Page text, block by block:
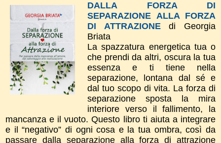
DALLA FORZA DI
SEPARAZIONE ALLA FORZA
DI ATTRAZIONE
di Georgia
Briata
La spazzatura energetica tua o
che prendi da altri, oscura la tua
essenza e ti tiene nella
separazione, lontana dal sé e
dal tuo scopo di vita. La forza di
separazione sposta la mira
interiore verso il fallimento, la
mancanza e il vuoto. Questo libro ti aiuta a integrare
e il “negativo” di ogni cosa e la tua ombra, così da
passare dalla separazione alla forza di attrazione